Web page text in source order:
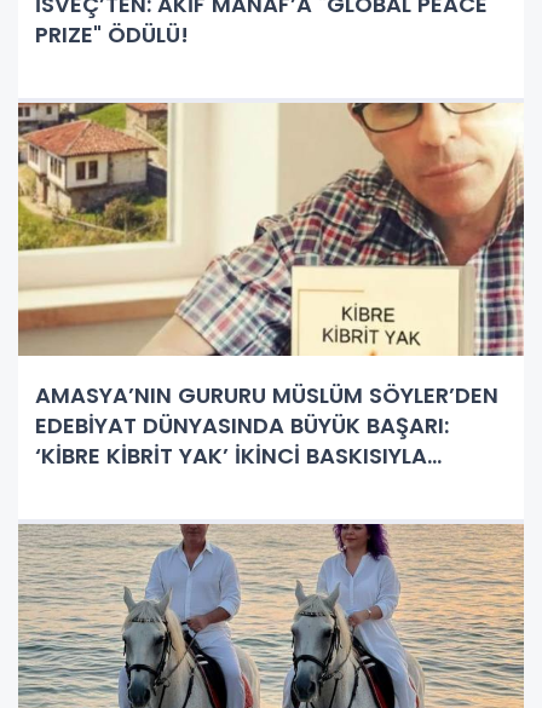
PRIZE" ÖDÜLÜ!
AMASYA’NIN GURURU MÜSLÜM SÖYLER’DEN
EDEBİYAT DÜNYASINDA BÜYÜK BAŞARI:
‘KİBRE KİBRİT YAK’ İKİNCİ BASKISIYLA